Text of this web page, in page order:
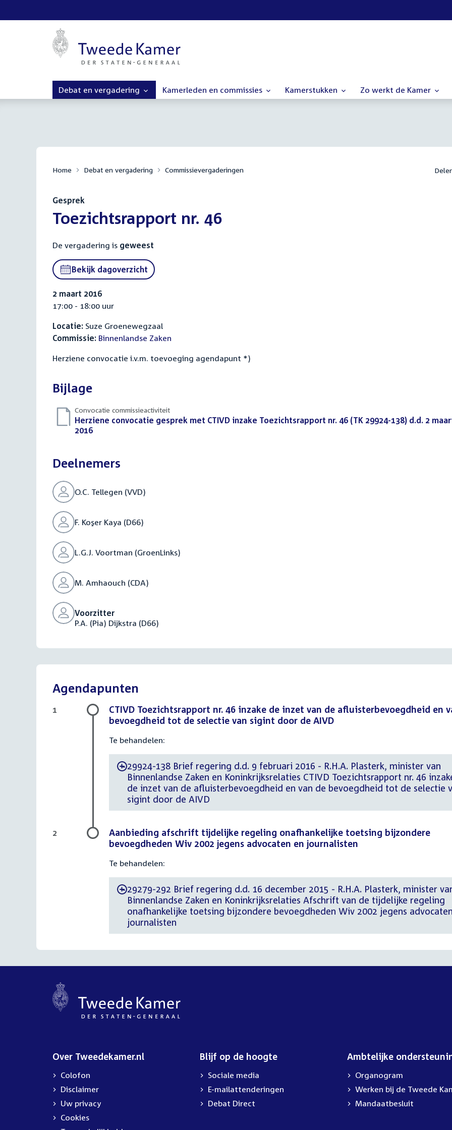
Debat en vergadering Kamerleden en commissies Kamerstukken Zo werkt de Kamer
Home Debat en vergadering Commissievergaderingen
Gesprek
:Toezichtsrapport nr. 46
De vergadering is geweest
Bekijk dagoverzicht
2 maart 2016
17:00 - 18:00 uur
Locatie: Suze Groenewegzaal
Commissie: Binnenlandse Zaken
Herziene convocatie i.v.m. toevoeging agendapunt *)
Bijlage
Convocatie commissieactiviteit
Download
bestand:
Herziene convocatie gesprek met CTIVD inzake Toezichtsrapport nr. 46 (TK 29924-138) d.d. 2
2016
Deelnemers
O.C. Tellegen (VVD)
F. Koşer Kaya (D66)
L.G.J. Voortman (GroenLinks)
M. Amhaouch (CDA)
Voorzitter
P.A. (Pia) Dijkstra (D66)
Agendapunten
CTIVD Toezichtsrapport nr. 46 inzake de inzet van de afluisterbevoegdheid en
bevoegdheid tot de selectie van sigint door de AIVD
Te behandelen:
-29924-138 Brief regering d.d. 9 februari 2016 - R.H.A. Plasterk, minister van
Binnenlandse Zaken en Koninkrijksrelaties CTIVD Toezichtsrapport nr. 46
de inzet van de afluisterbevoegdheid en van de bevoegdheid tot de selectie
sigint door de AIVD
1
Aanbieding afschrift tijdelijke regeling onafhankelijke toetsing bijzondere
bevoegdheden Wiv 2002 jegens advocaten en journalisten
Te behandelen:
-29279-292 Brief regering d.d. 16 december 2015 - R.H.A. Plasterk, minister
Binnenlandse Zaken en Koninkrijksrelaties Afschrift van de tijdelijke regeling
onafhankelijke toetsing bijzondere bevoegdheden Wiv 2002 jegens
journalisten
2
Over Tweedekamer.nl
Colofon
Disclaimer
Uw privacy
Cookies
Blijf op de hoogte
Sociale media
E-mailattenderingen
Debat Direct
Ambtelijke
Organogram
External
link:
Werken bij de Tweede
Mandaatbesluit